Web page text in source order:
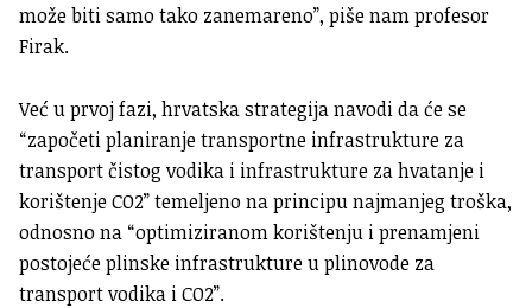
može biti samo tako zanemareno”, piše nam profesor
Firak.
Već u prvoj fazi, hrvatska strategija navodi da će se
“započeti planiranje transportne infrastrukture za
transport čistog vodika i infrastrukture za hvatanje i
korištenje CO2” temeljeno na principu najmanjeg troška,
odnosno na “optimiziranom korištenju i prenamjeni
postojeće plinske infrastrukture u plinovode za
transport vodika i CO2”.